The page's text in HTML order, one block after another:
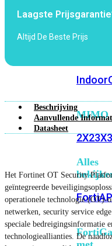
Wi-
Fi
Indoor
MIMO
2X23X3
Alles
FortiAP
Laagste
Altijd De Beste Prijs
Beschrijving
Aanvullende
Datasheet
Het Fortinet OT Security
geïntegreerde
operationele technologie (OT)-
netwerken, security service
speciale bedreigingsinformatie
technologieallianties. De